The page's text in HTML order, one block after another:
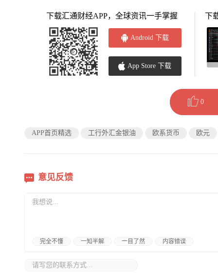
下载汇通财经APP，全球资讯一手掌握
Android 下载
App Store 下载
下
0
APP首页精选 工行外汇金银油 欧系货币 欧元
意见反馈
完全不懂 一知半解 一目了然 内容错误